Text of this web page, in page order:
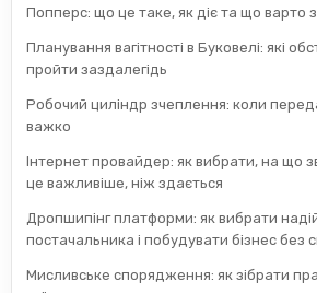
Попперс: що це таке, як діє та що варто
Планування вагітності в Буковелі: які
пройти заздалегідь
Робочий циліндр зчеплення: коли
важко
Інтернет провайдер: як вибрати, на що
це важливіше, ніж здається
Дропшипінг платформи: як вибрати
постачальника і побудувати бізнес без
Мисливське спорядження: як зібрати